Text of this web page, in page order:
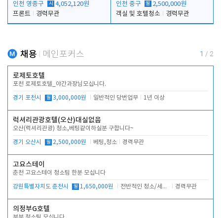
인천 영종구 시 4,052,120원
프론트
경력무관
인천 중구 월 2,500,000원
객실 및 호텔청소
경력무관
채용 메인포커스 1 / 2
로제토호텔
포천 로제토호텔_야간과장님모십니다.
경기 포천시 월 3,000,000원 일반적인 당번업무 1년 이상
럭셔리관광호텔(오산)대실없음
오산(럭셔리관광) 청소,베팅같이하실분 구합니다~
경기 오산시 월 2,500,000원 베팅,청소 경력무관
고요스테이
춘천 고요스테이 청소팀 한분 모십니다
강원특별자치도 춘천시 월 1,650,000원 전반적인 청소/세탁업무 경력무관
의정부G호텔